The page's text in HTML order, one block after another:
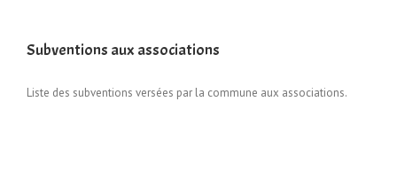
Subventions aux associations
Liste des subventions versées par la commune aux associations.